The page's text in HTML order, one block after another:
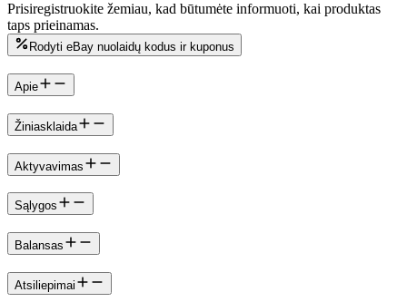
Prisiregistruokite žemiau, kad būtumėte informuoti, kai produktas
taps prieinamas.
Rodyti eBay nuolaidų kodus ir kuponus
Apie
Žiniasklaida
Aktyvavimas
Sąlygos
Balansas
Atsiliepimai